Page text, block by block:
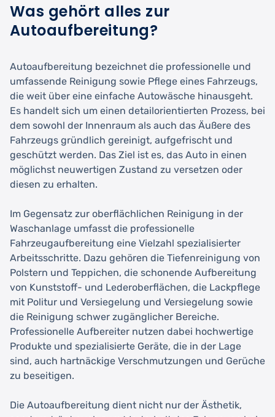
Was gehört alles zur
Autoaufbereitung?
Autoaufbereitung bezeichnet die professionelle und
umfassende Reinigung sowie Pflege eines Fahrzeugs,
die weit über eine einfache Autowäsche hinausgeht.
Es handelt sich um einen detailorientierten Prozess, bei
dem sowohl der Innenraum als auch das Äußere des
Fahrzeugs gründlich gereinigt, aufgefrischt und
geschützt werden. Das Ziel ist es, das Auto in einen
möglichst neuwertigen Zustand zu versetzen oder
diesen zu erhalten.
Im Gegensatz zur oberflächlichen Reinigung in der
Waschanlage umfasst die professionelle
Fahrzeugaufbereitung eine Vielzahl spezialisierter
Arbeitsschritte. Dazu gehören die Tiefenreinigung von
Polstern und Teppichen, die schonende Aufbereitung
von Kunststoff- und Lederoberflächen, die Lackpflege
mit Politur und Versiegelung und Versiegelung sowie
die Reinigung schwer zugänglicher Bereiche.
Professionelle Aufbereiter nutzen dabei hochwertige
Produkte und spezialisierte Geräte, die in der Lage
sind, auch hartnäckige Verschmutzungen und Gerüche
zu beseitigen.
Die Autoaufbereitung dient nicht nur der Ästhetik,